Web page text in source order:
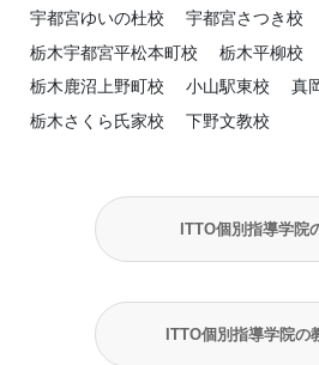
宇都宮ゆいの杜校 宇都宮さつき校
栃木宇都宮平松本町校
栃木平柳校
栃木鹿沼上野町校
小山駅東校 真
栃木さくら氏家校
下野文教校
ITTO個別指導学院
ITTO個別指導学院の